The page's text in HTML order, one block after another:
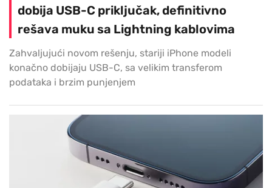
dobija USB-C priključak, definitivno
rešava muku sa Lightning kablovima
Zahvaljujući novom rešenju, stariji iPhone modeli
konačno dobijaju USB-C, sa velikim transferom
podataka i brzim punjenjem